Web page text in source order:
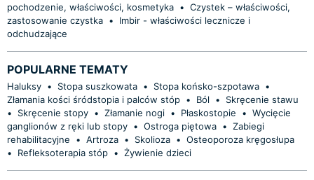
pochodzenie, właściwości, kosmetyka • Czystek – właściwości,
zastosowanie czystka •
Imbir - właściwości lecznicze i
odchudzające
POPULARNE TEMATY
Haluksy • Stopa suszkowata • Stopa końsko-szpotawa •
Złamania kości śródstopia i palców stóp • Ból •
Skręcenie stawu
•
Skręcenie stopy • Złamanie nogi • Płaskostopie • Wycięcie
ganglionów z ręki lub stopy • Ostroga piętowa • Zabiegi
rehabilitacyjne
• Artroza • Skolioza • Osteoporoza kręgosłupa
•
Refleksoterapia stóp • Żywienie dzieci